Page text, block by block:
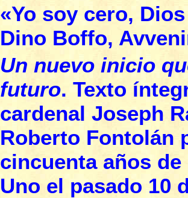
«Yo soy cero,
Dino Boffo,
Un nuevo inicio
futuro. Texto
cardenal Joseph
Roberto Fontolán
cincuenta años
Uno el pasado 10